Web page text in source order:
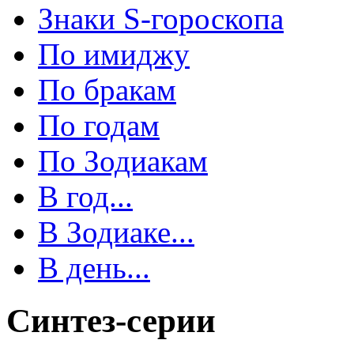
Знаки S-гороскопа
По имиджу
По бракам
По годам
По Зодиакам
В год...
В Зодиаке...
В день...
Синтез-серии